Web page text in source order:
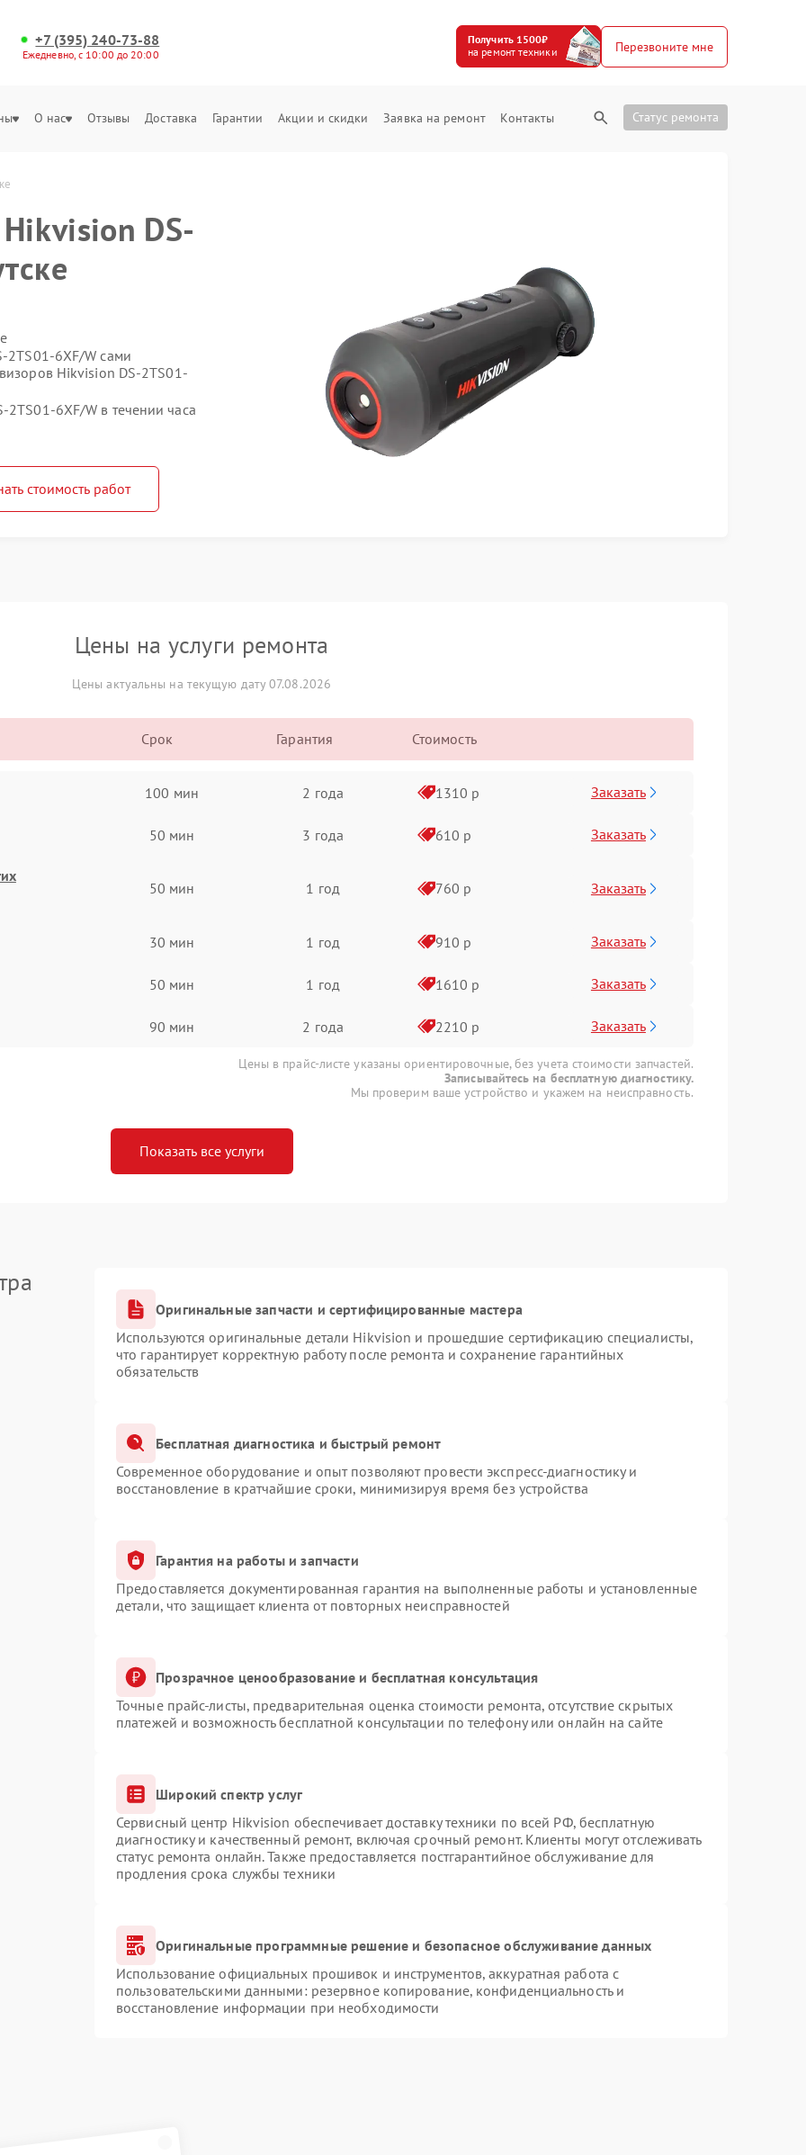
+7 (395) 240-73-88
Ежедневно, с 10:00 до 20:00
Получить 1500₽
на ремонт техники
Перезвоните мне
О нас Отзывы Доставка Гарантии Акции и скидки Заявка на ремонт Контакты Статус ремонта
DS-
2TS01-6XF/W сами
Hikvision DS-2TS01-
6XF/W в течении часа
стоимость работ
Цены на услуги ремонта
Цены актуальны на текущую дату 07.08.2026
Срок Гарантия Стоимость
100 мин 2 года 1310 р Заказать
50 мин 3 года 610 р Заказать
50 мин 1 год 760 р Заказать
30 мин 1 год 910 р Заказать
50 мин 1 год 1610 р Заказать
90 мин 2 года 2210 р Заказать
Цены в прайс-листе указаны ориентировочные, без учета стоимости запчастей.
Записывайтесь на бесплатную диагностику.
Мы проверим ваше устройство и укажем на неисправность.
Показать все услуги
Оригинальные запчасти и сертифицированные мастера
Используются оригинальные детали Hikvision и прошедшие сертификацию специалисты,
что гарантирует корректную работу после ремонта и сохранение гарантийных
обязательств
Бесплатная диагностика и быстрый ремонт
Современное оборудование и опыт позволяют провести экспресс-диагностику и
восстановление в кратчайшие сроки, минимизируя время без устройства
Гарантия на работы и запчасти
Предоставляется документированная гарантия на выполненные работы и установленные
детали, что защищает клиента от повторных неисправностей
Прозрачное ценообразование и бесплатная консультация
Точные прайс-листы, предварительная оценка стоимости ремонта, отсутствие скрытых
платежей и возможность бесплатной консультации по телефону или онлайн на сайте
Широкий спектр услуг
Сервисный центр Hikvision обеспечивает доставку техники по всей РФ, бесплатную
диагностику и качественный ремонт, включая срочный ремонт. Клиенты могут отслеживать
статус ремонта онлайн. Также предоставляется постгарантийное обслуживание для
продления срока службы техники
Оригинальные программные решение и безопасное обслуживание данных
Использование официальных прошивок и инструментов, аккуратная работа с
пользовательскими данными: резервное копирование, конфиденциальность и
восстановление информации при необходимости